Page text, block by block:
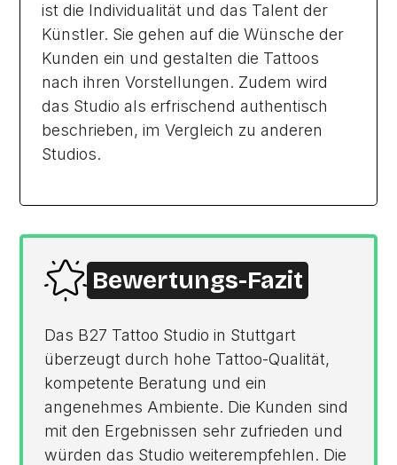
ist die Individualität und das Talent der
Künstler. Sie gehen auf die Wünsche der
Kunden ein und gestalten die Tattoos
nach ihren Vorstellungen. Zudem wird
das Studio als erfrischend authentisch
beschrieben, im Vergleich zu anderen
Studios.
Bewertungs-Fazit
Das B27 Tattoo Studio in Stuttgart
überzeugt durch hohe Tattoo-Qualität,
kompetente Beratung und ein
angenehmes Ambiente. Die Kunden sind
mit den Ergebnissen sehr zufrieden und
würden das Studio weiterempfehlen. Die